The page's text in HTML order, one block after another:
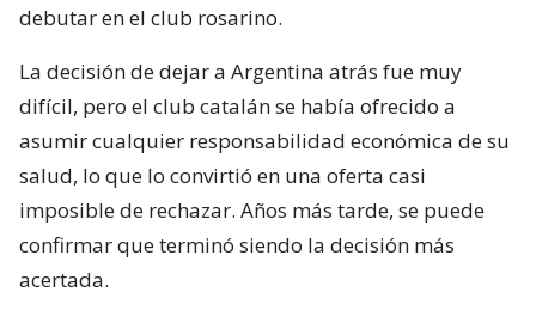
debutar en el club rosarino.
La decisión de dejar a Argentina atrás fue muy
difícil, pero el club catalán se había ofrecido a
asumir cualquier responsabilidad económica de su
salud, lo que lo convirtió en una oferta casi
imposible de rechazar. Años más tarde, se puede
confirmar que terminó siendo la decisión más
acertada.